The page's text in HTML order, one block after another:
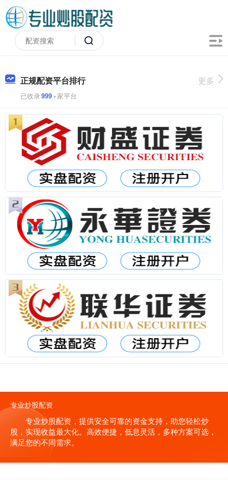
正规配资平台排行
已收录999+家平台
更多
专业炒股配资
专业炒股配资，提供安全可靠的资金支持，助您轻松炒
股，实现收益最大化。高效便捷，低息灵活，多种方案可选，
满足您的不同需求。